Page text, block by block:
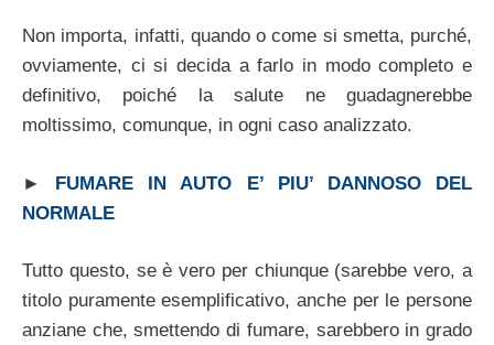
Non importa, infatti, quando o come si smetta, purché,
ovviamente, ci si decida a farlo in modo completo e
definitivo, poiché la salute ne guadagnerebbe
moltissimo, comunque, in ogni caso analizzato.
► FUMARE IN AUTO E’ PIU’ DANNOSO DEL
NORMALE
Tutto questo, se è vero per chiunque (sarebbe vero, a
titolo puramente esemplificativo, anche per le persone
anziane che, smettendo di fumare, sarebbero in grado